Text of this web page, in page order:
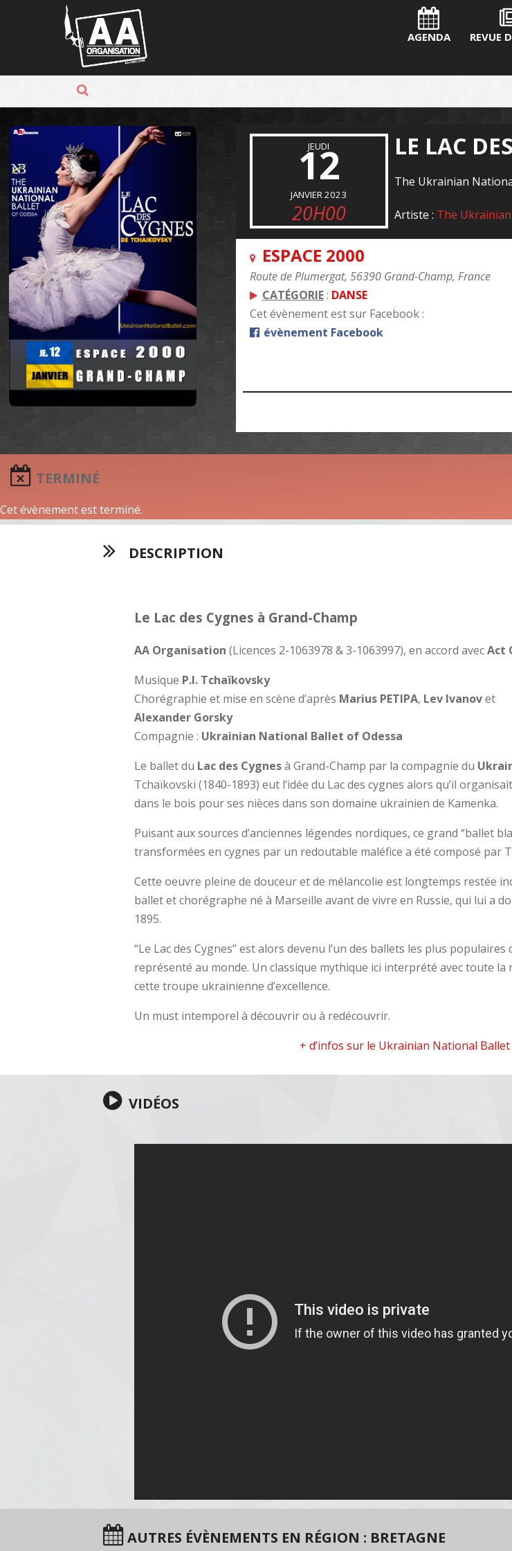
Panneau de gestion des cookies
AGENDA REVUE
JEUDI
12
JANVIER 2023
20H00
LE LAC
The Ukrainian
Artiste : The
ESPACE 2000
Route de Plumergat, 56390 Grand-Champ, France
CATÉGORIE: DANSE
Cet évènement est sur Facebook :
évènement Facebook
TERMINÉ
Cet évènement est terminé.
DESCRIPTION
Le Lac des Cygnes à Grand-Champ
AA Organisation (Licences 2-1063978 & 3-1063997), en accord avecAct
Musique P.I. Tchaïkovsky
Chorégraphie et mise en scène d’après Marius PETIPA, Lev Ivanovet
Alexander Gorsky
Compagnie : Ukrainian National Ballet of Odessa
Le ballet du Lac des Cygnesà Grand-Champ par la compagnie du
Tchaïkovski (1840-1893) eut l’idée du Lac des cygnes alors qu’il
dans le bois pour ses nièces dans son domaine ukrainien de Kamenka.
Puisant aux sources d’anciennes légendes nordiques, ce grand “ballet
transformées en cygnes par un redoutable maléfice a été composé par
Cette oeuvre pleine de douceur et de mélancolie est longtemps restée
ballet et chorégraphe né à Marseille avant de vivre en Russie, qui lui a
1895.
“Le Lac des Cygnes” est alors devenu l’un des ballets les plus populaires
représenté au monde. Un classique mythique ici interprété avec toute la
cette troupe ukrainienne d’excellence.
Un must intemporel à découvrir ou à redécouvrir.
+ d’infos sur le Ukrainian National Ballet
VIDÉOS
AUTRES ÉVÈNEMENTS EN RÉGION : BRETAGNE